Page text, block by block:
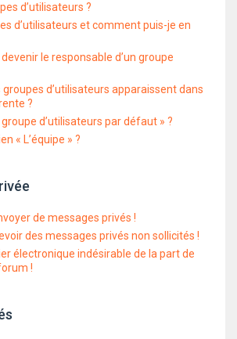
d’utilisateurs ?
d’utilisateurs et comment puis-je en
le responsable d’un groupe
d’utilisateurs apparaissent dans
?
groupe d’utilisateurs par défaut » ?
« L’équipe » ?
de messages privés !
des messages privés non sollicités !
électronique indésirable de la part de
!